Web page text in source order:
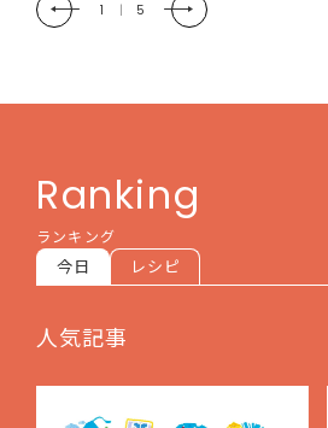
2 | 5
Ranking
ランキング
今日 レシピ
人気記事